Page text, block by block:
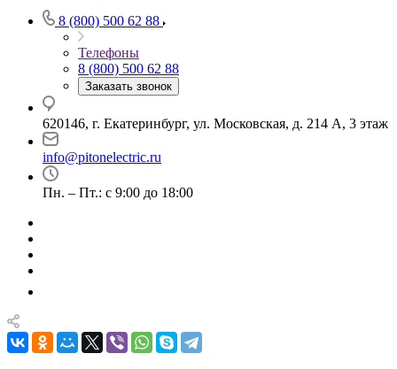
8 (800) 500 62 88
Телефоны
8 (800) 500 62 88
Заказать звонок
620146, г. Екатеринбург, ул. Московская, д. 214 А, 3 этаж
info@pitonelectric.ru
Пн. – Пт.: с 9:00 до 18:00